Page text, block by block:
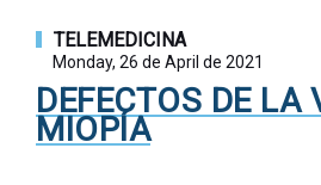
TELEMEDICINA
Monday, 26 de April de 2021
DEFECTOS DE LA
MIOPÍA